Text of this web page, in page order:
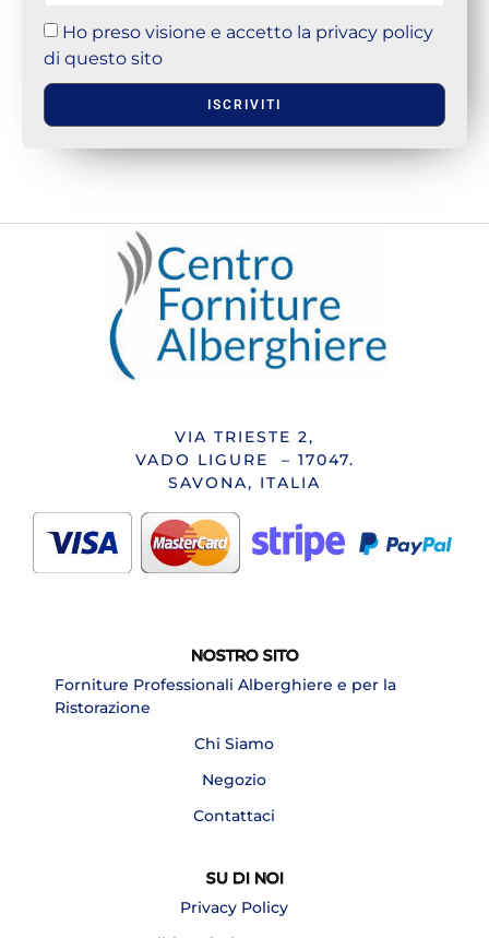
Ho preso visione e accetto la privacy policy
di questo sito
ISCRIVITI
VIA TRIESTE 2,
VADO LIGURE – 17047.
SAVONA, ITALIA
NOSTRO SITO
Forniture Professionali Alberghiere e per la
Ristorazione
Chi Siamo
Negozio
Contattaci
SU DI NOI
Privacy Policy